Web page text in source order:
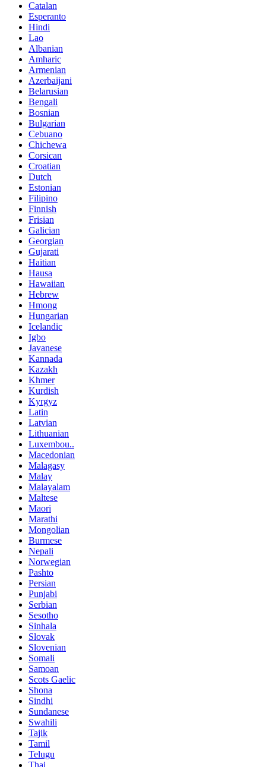
Catalan
Esperanto
Hindi
Lao
Albanian
Amharic
Armenian
Azerbaijani
Belarusian
Bengali
Bosnian
Bulgarian
Cebuano
Chichewa
Corsican
Croatian
Dutch
Estonian
Filipino
Finnish
Frisian
Galician
Georgian
Gujarati
Haitian
Hausa
Hawaiian
Hebrew
Hmong
Hungarian
Icelandic
Igbo
Javanese
Kannada
Kazakh
Khmer
Kurdish
Kyrgyz
Latin
Latvian
Lithuanian
Luxembou..
Macedonian
Malagasy
Malay
Malayalam
Maltese
Maori
Marathi
Mongolian
Burmese
Nepali
Norwegian
Pashto
Persian
Punjabi
Serbian
Sesotho
Sinhala
Slovak
Slovenian
Somali
Samoan
Scots Gaelic
Shona
Sindhi
Sundanese
Swahili
Tajik
Tamil
Telugu